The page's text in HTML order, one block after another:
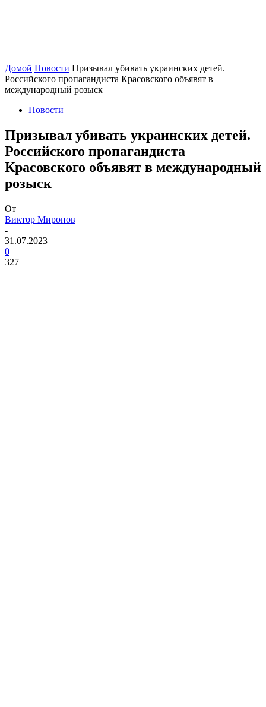
Домой Новости Призывал убивать украинских детей.
Российского пропагандиста Красовского объявят в
международный розыск
Новости
Призывал убивать украинских детей.
Российского пропагандиста
Красовского объявят в международный
розыск
От
Виктор Миронов
-
31.07.2023
0
327